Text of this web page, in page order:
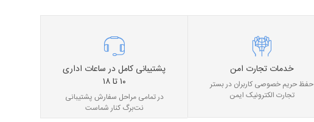
خدمات تجارت امن
حفظ حریم خصوصی کاربران در بستر
تجارت الکترونیک ایمن
پشتیبانی کامل در ساعات اداری
۱۰ تا ۱۸
در تمامی مراحل سفارش پشتیبانی
نت‌برگ کنار شماست